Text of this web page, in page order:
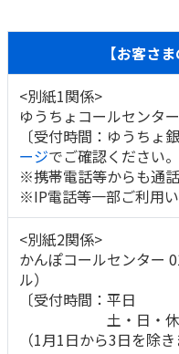
【お客さ
<別紙1関係>
ゆうちょコールセンタ
〔受付時間：ゆうちょ
ージでご確認ください。
※携帯電話等からも通
※IP電話等一部ご利用い
<別紙2関係>
かんぽコールセンター
ル）
〔受付時間：平
土・日・休日
（1月1日から3日を除き